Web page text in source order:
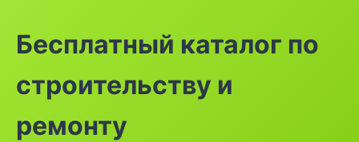
Бесплатный каталог по
строительству и
ремонту